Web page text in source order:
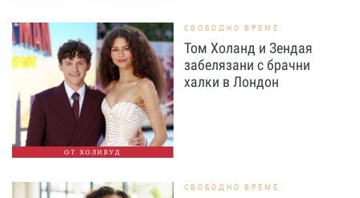
ОТ ХОЛИВУД
СВОБОДНО ВРЕМЕ
Том Холанд и Зендая
забелязани с брачни
халки в Лондон
СВОБОДНО ВРЕМЕ